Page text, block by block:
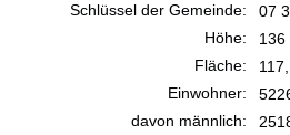
Schlüssel der Gemeinde:
07
Höhe:
136
Fläche:
Einwohner:
davon männlich: